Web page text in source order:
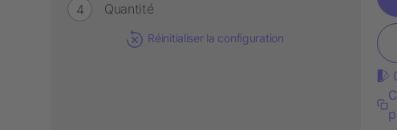
Quantité
Réinitialiser la configuration